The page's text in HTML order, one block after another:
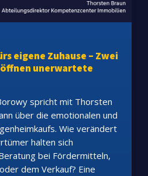
eigene Zuhause – Zwei
unerwartete
spricht mit Thorsten
über die emotionalen und
Wie verändert
halten sich
bei Fördermitteln,
dem Verkauf? Eine